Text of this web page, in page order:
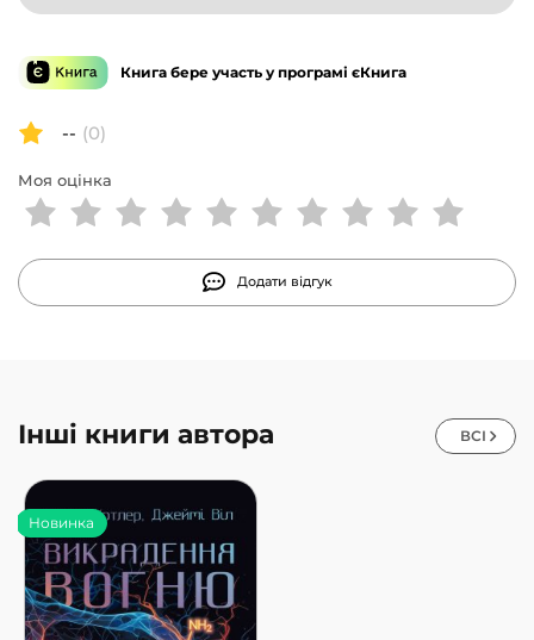
Книга бере участь у програмі єКнига
-- (0)
Моя оцінка
Додати відгук
Інші книги автора ВСІ
Новинка